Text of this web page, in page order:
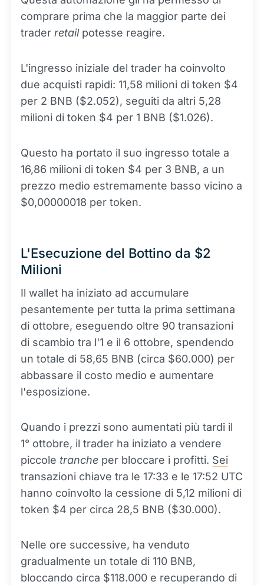
comprare prima che la maggior parte dei
trader retailpotesse reagire.
L'ingresso iniziale del trader ha coinvolto
due acquisti rapidi: 11,58 milioni di token $4
per 2 BNB ($2.052), seguiti da altri 5,28
milioni di token $4 per 1 BNB ($1.026).
Questo ha portato il suo ingresso totale a
16,86 milioni di token $4 per 3 BNB, a un
prezzo medio estremamente basso vicino a
$0,00000018 per token.
L'Esecuzione del Bottino da $2
Milioni
Il wallet ha iniziato ad accumulare
pesantemente per tutta la prima settimana
di ottobre, eseguendo oltre 90 transazioni
di scambio tra l'1 e il 6 ottobre, spendendo
un totale di 58,65 BNB (circa $60.000) per
abbassare il costo medio e aumentare
l'esposizione.
Quando i prezzi sono aumentati più tardi il
1° ottobre, il trader ha iniziato a vendere
piccole tranche per bloccare i profitti. Sei
transazioni chiave tra le 17:33 e le 17:52 UTC
hanno coinvolto la cessione di 5,12 milioni di
token $4 per circa 28,5 BNB ($30.000).
Nelle ore successive, ha venduto
gradualmente un totale di 110 BNB,
bloccando circa $118.000 e recuperando di